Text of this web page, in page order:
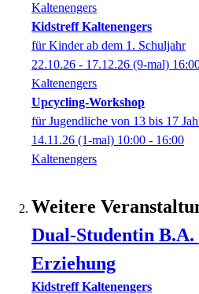
Kaltenengers
Kidstreff Kaltenengers
für Kinder ab dem 1. Schuljahr
22.10.26 - 17.12.26 (9-mal)
Kaltenengers
Upcycling-Workshop
für Jugendliche von 13 bis 17
14.11.26 (1-mal) 10:00 - 16:00
Kaltenengers
Weitere
Dual-Studentin
Erziehung
Kidstreff Kaltenengers